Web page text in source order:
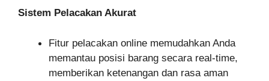
Sistem Pelacakan Akurat
Fitur pelacakan online memudahkan Anda
memantau posisi barang secara real-time,
memberikan ketenangan dan rasa aman